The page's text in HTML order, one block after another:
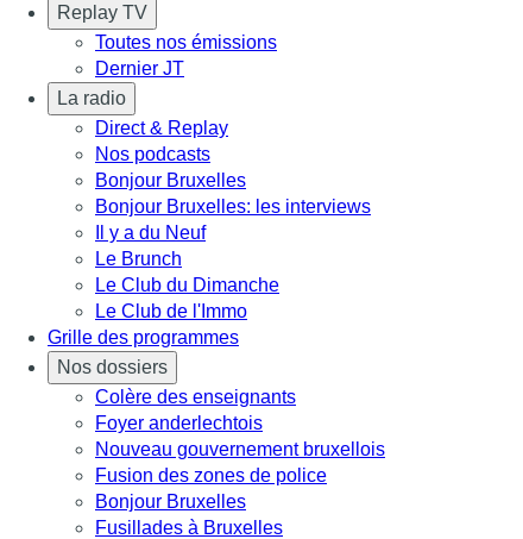
Replay TV
Toutes nos émissions
Dernier JT
La radio
Direct & Replay
Nos podcasts
Bonjour Bruxelles
Bonjour Bruxelles: les interviews
Il y a du Neuf
Le Brunch
Le Club du Dimanche
Le Club de l'Immo
Grille des programmes
Nos dossiers
Colère des enseignants
Foyer anderlechtois
Nouveau gouvernement bruxellois
Fusion des zones de police
Bonjour Bruxelles
Fusillades à Bruxelles